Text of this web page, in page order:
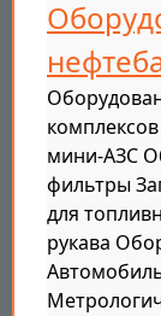
мини-АЗС
фильтры
для
рукава